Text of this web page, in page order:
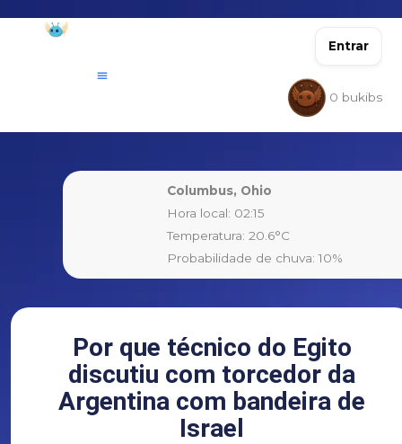
Entrar
0 bukibs
Columbus, Ohio
Hora local: 02:15
Temperatura: 20.6°C
Probabilidade de chuva: 10%
Por que técnico do Egito
discutiu com torcedor da
Argentina com bandeira de
Israel